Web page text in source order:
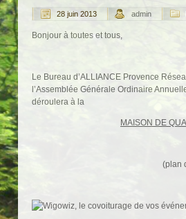
28 juin 2013 admin
Bonjour à toutes et tous,
Le Bureau d’ALLIANCE Provence
l’Assemblée Générale Ordinaire
déroulera à la
MAISON DE
(plan